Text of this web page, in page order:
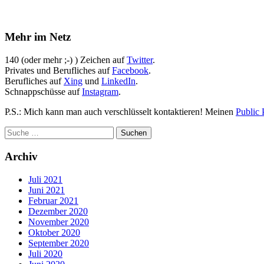
Mehr im Netz
140 (oder mehr ;-) ) Zeichen aufTwitter.
Privates und Berufliches aufFacebook.
Berufliches auf Xing und LinkedIn.
Schnappschüsse aufInstagram.
P.S.: Mich kann man auch verschlüsselt kontaktieren! Meinen Public
Archiv
Juli 2021
Juni 2021
Februar 2021
Dezember 2020
November 2020
Oktober 2020
September 2020
Juli 2020